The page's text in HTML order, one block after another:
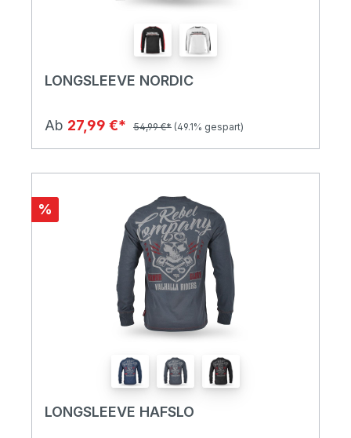
LONGSLEEVE NORDIC
Ab 27,99 €* 54,99 €* (49.1% gespart)
%
LONGSLEEVE HAFSLO